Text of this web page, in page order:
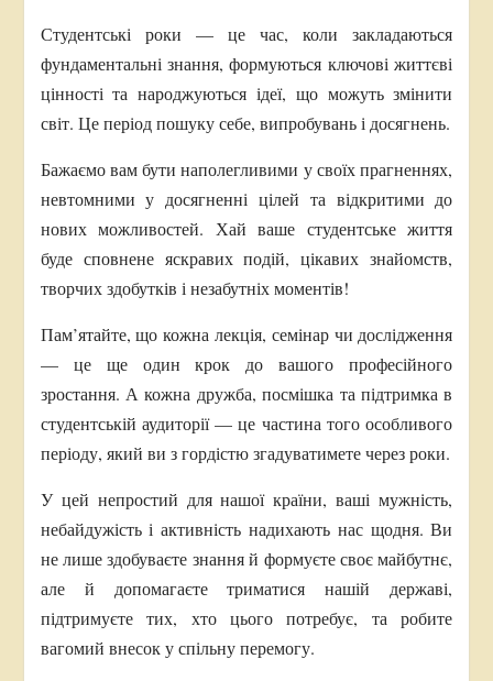
Студентські роки — це час, коли закладаються
фундаментальні знання, формуються ключові життєві
цінності та народжуються ідеї, що можуть змінити
світ. Це період пошуку себе, випробувань і досягнень.
Бажаємо вам бути наполегливими у своїх прагненнях,
невтомними у досягненні цілей та відкритими до
нових можливостей. Хай ваше студентське життя
буде сповнене яскравих подій, цікавих знайомств,
творчих здобутків і незабутніх моментів!
Пам’ятайте, що кожна лекція, семінар чи дослідження
— це ще один крок до вашого професійного
зростання. А кожна дружба, посмішка та підтримка в
студентській аудиторії — це частина того особливого
періоду, який ви з гордістю згадуватимете через роки.
У цей непростий для нашої країни, ваші мужність,
небайдужість і активність надихають нас щодня. Ви
не лише здобуваєте знання й формуєте своє майбутнє,
але й допомагаєте триматися нашій державі,
підтримуєте тих, хто цього потребує, та робите
вагомий внесок у спільну перемогу.